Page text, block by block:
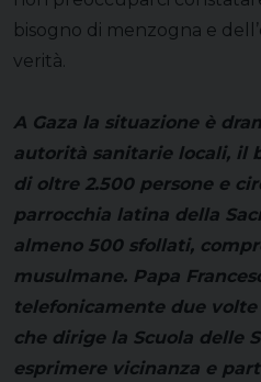
bisogno di menzogna e
verità.
A Gaza la situazione è
autorità sanitarie locali, il
di oltre 2.500 persone e
parrocchia latina della
almeno 500 sfollati,
musulmane. Papa
telefonicamente due volte
che dirige la Scuola delle
esprimere vicinanza e